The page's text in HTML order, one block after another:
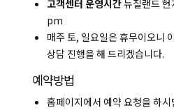
고객센터 운영시간뉴질랜드
pm
매주 토, 일요일은 휴무이오니
상담 진행을 해 드리겠습니다.
예약방법
홈페이지에서 예약 요청을 하